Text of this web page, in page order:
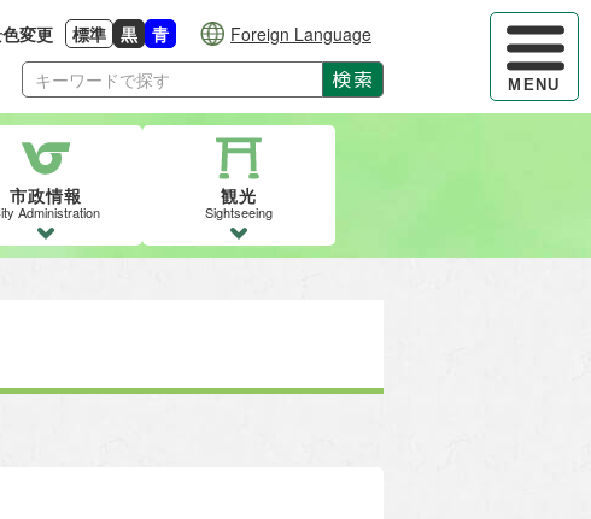
ハンバー
MENU
との大きさに戻す
くする
変更 標準
背景色の変更：白
黒
背景色の変更：黒
青
背景色の変更：青
Foreign Language
検索
市政情報
Administration
観光
Sightseeing